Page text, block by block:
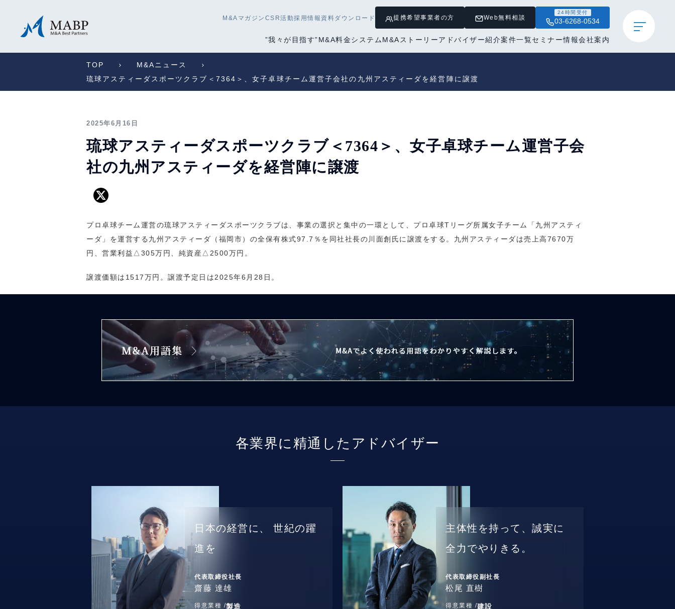
M&Aマガジン CSR活動採用情報 資料ダウンロード 提携希望事業者の方 Web無料相談
24時間受付
03-6268-0534
”我々が目指す”M&A料金システム M&Aストーリーアドバイザー紹介案件一覧セミナー情報会社案内
TOP
M&Aニュース
琉球アスティーダスポーツクラブ＜7364＞、女子卓球チーム運営子会社の九州アスティーダを経営陣に譲渡
2025年6月16日
琉球アスティーダスポーツクラブ＜7364＞、女子卓球チーム運営子会
社の九州アスティーダを経営陣に譲渡
プロ卓球チーム運営の琉球アスティーダスポーツクラブは、事業の選択と集中の一環として、プロ卓球Tリーグ所属女子チーム「九州アスティ
ーダ」を運営する九州アスティーダ（福岡市）の全保有株式97.7％を同社社長の川面創氏に譲渡をする。九州アスティーダは売上高7670万
円、営業利益△305万円、純資産△2500万円。
譲渡価額は1517万円。譲渡予定日は2025年6月28日。
各業界に精通したアドバイザー
日本の経営に、
世紀の躍
進を
代表取締役社長
齋藤 達雄
得意業種 /製造
主体性を持って、誠実に
全力でやりきる。
代表取締役副社長
松尾 直樹
得意業種 /建設